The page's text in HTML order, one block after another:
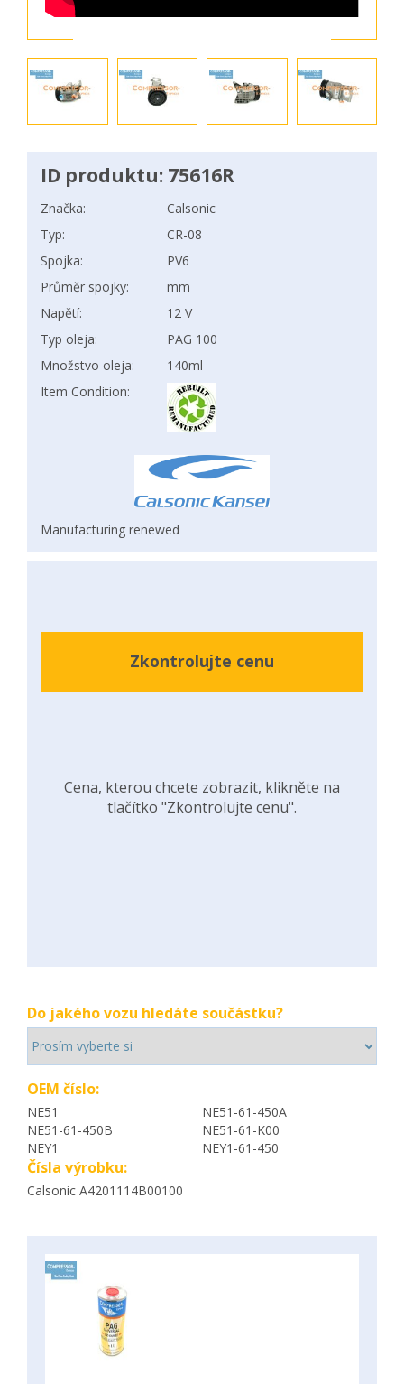
ID produktu: 75616R
Značka:
Calsonic
Typ:
CR-08
Spojka:
PV6
Průměr spojky:
mm
Napětí:
12 V
Typ oleja:
PAG 100
Množstvo oleja:
140ml
Item Condition:
Manufacturing renewed
Zkontrolujte cenu
Cena, kterou chcete zobrazit, klikněte na
tlačítko "Zkontrolujte cenu".
Do jakého vozu hledáte součástku?
OEM číslo:
NE51
NE51-61-450A
NE51-61-450B
NE51-61-K00
NEY1
NEY1-61-450
Čísla výrobku:
Calsonic A4201114B00100